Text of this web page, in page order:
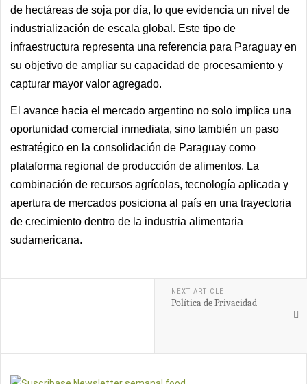
de hectáreas de soja por día, lo que evidencia un nivel de
industrialización de escala global. Este tipo de
infraestructura representa una referencia para Paraguay en
su objetivo de ampliar su capacidad de procesamiento y
capturar mayor valor agregado.
El avance hacia el mercado argentino no solo implica una
oportunidad comercial inmediata, sino también un paso
estratégico en la consolidación de Paraguay como
plataforma regional de producción de alimentos. La
combinación de recursos agrícolas, tecnología aplicada y
apertura de mercados posiciona al país en una trayectoria
de crecimiento dentro de la industria alimentaria
sudamericana.
NEXT ARTICLE
Política de Privacidad